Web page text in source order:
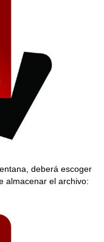
deberá escoger
almacenar el archivo: